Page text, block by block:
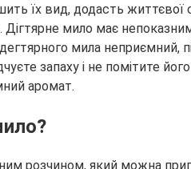
їх вид, додасть
мило має
мила неприємний,
запаху і не помітите
аромат.
розчином, який можна